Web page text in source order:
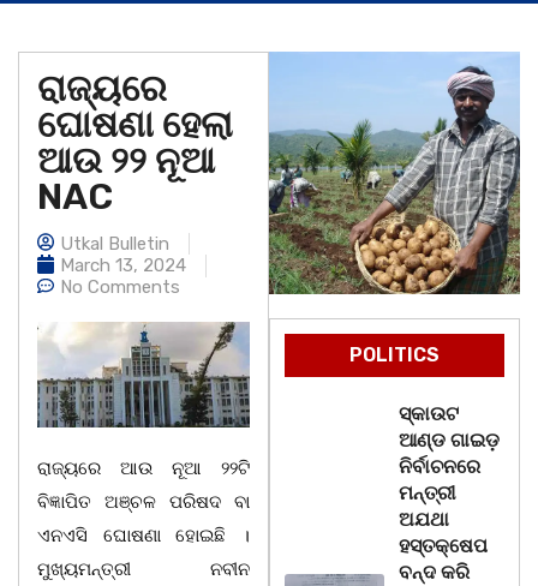
ରାଜ୍ୟରେ
ଘୋଷଣା ହେଲା
ଆଉ ୨୨ ନୂଆ
NAC
Utkal Bulletin
March 13, 2024
No Comments
ରାଜ୍ୟରେ ଆଉ ନୂଆ ୨୨ଟି
ବିଜ୍ଞାପିତ ଅଞ୍ଚଳ ପରିଷଦ ବା
ଏନଏସି ଘୋଷଣା ହୋଇଛି ।
ମୁଖ୍ୟମନ୍ତ୍ରୀ ନବୀନ
POLITICS
ସ୍କାଉଟ
ଆଣ୍ଡ ଗାଇଡ଼
ନିର୍ବାଚନରେ
ମନ୍ତ୍ରୀ
ଅଯଥା
ହସ୍ତକ୍ଷେପ
ବନ୍ଦ କରି